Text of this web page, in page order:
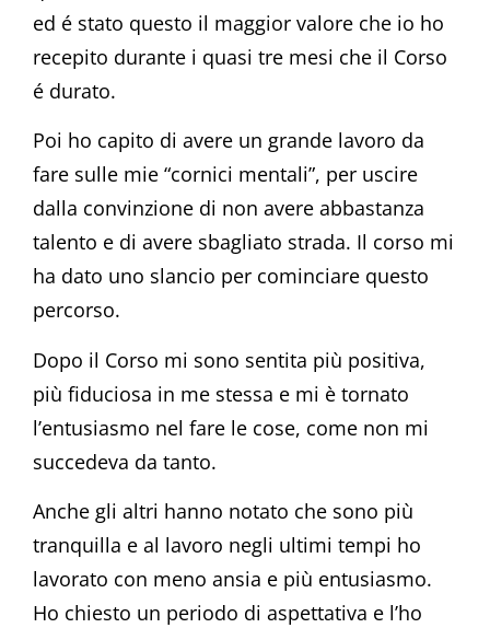
ed é stato questo il maggior valore che io ho
recepito durante i quasi tre mesi che il Corso
é durato.
Poi ho capito di avere un grande lavoro da
fare sulle mie “cornici mentali”, per uscire
dalla convinzione di non avere abbastanza
talento e di avere sbagliato strada. Il corso mi
ha dato uno slancio per cominciare questo
percorso.
Dopo il Corso mi sono sentita più positiva,
più fiduciosa in me stessa e mi è tornato
l’entusiasmo nel fare le cose, come non mi
succedeva da tanto.
Anche gli altri hanno notato che sono più
tranquilla e al lavoro negli ultimi tempi ho
lavorato con meno ansia e più entusiasmo.
Ho chiesto un periodo di aspettativa e l’ho